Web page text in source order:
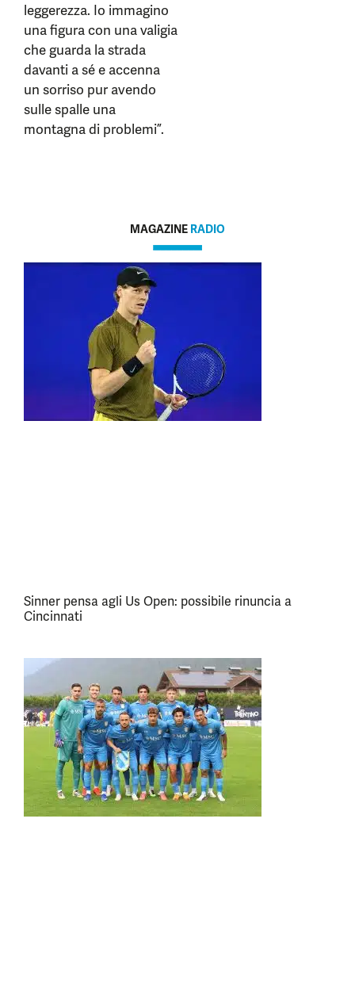
leggerezza. Io immagino
una figura con una valigia
che guarda la strada
davanti a sé e accenna
un sorriso pur avendo
sulle spalle una
montagna di problemi”.
MAGAZINE RADIO
Sinner pensa agli Us Open: possibile rinuncia a
Cincinnati